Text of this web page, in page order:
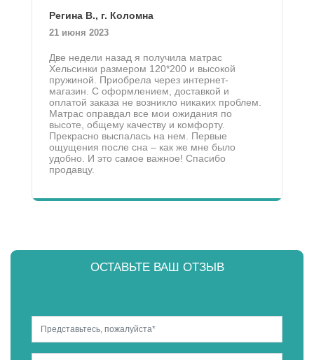
Регина В., г. Коломна
21 июня 2023
Две недели назад я получила матрас
Хельсинки размером 120*200 и высокой
пружиной. Приобрела через интернет-
магазин. С оформлением, доставкой и
оплатой заказа не возникло никаких проблем.
Матрас оправдал все мои ожидания по
высоте, общему качеству и комфорту.
Прекрасно выспалась на нем. Первые
ощущения после сна – как же мне было
удобно. И это самое важное! Спасибо
продавцу.
ОСТАВЬТЕ ВАШ ОТЗЫВ